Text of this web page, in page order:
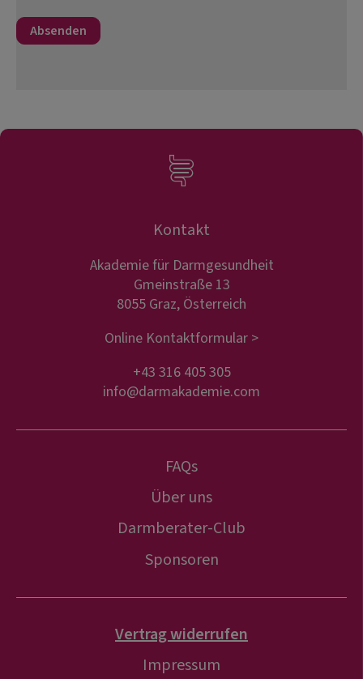
Kontakt
Akademie für Darmgesundheit
Gmeinstraße 13
8055 Graz, Österreich
Online Kontaktformular >
+43 316 405 305
info@darmakademie.com
FAQs
Über uns
Darmberater-Club
Sponsoren
Vertrag widerrufen
Impressum